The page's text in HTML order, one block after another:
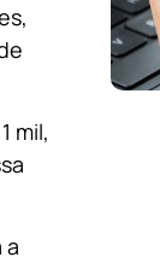
mil,
a